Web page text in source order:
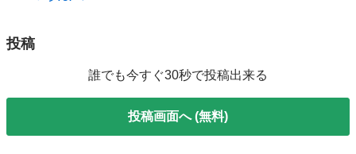
投稿
誰でも今すぐ30秒で投稿出来る
投稿画面へ (無料)